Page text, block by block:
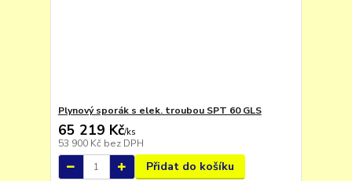
Plynový sporák s elek. troubou SPT 60 GLS
65 219 Kč/ks
53 900 Kč bez DPH
Přidat do košíku